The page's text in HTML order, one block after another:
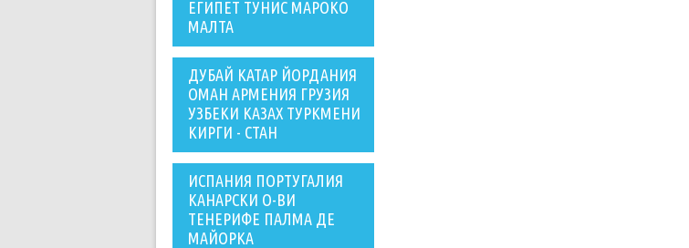
ЕГИПЕТ ТУНИС МАРОКО
МАЛТА
ДУБАЙ КАТАР ЙОРДАНИЯ
ОМАН АРМЕНИЯ ГРУЗИЯ
УЗБЕКИ КАЗАХ ТУРКМЕНИ
КИРГИ - СТАН
ИСПАНИЯ ПОРТУГАЛИЯ
КАНАРСКИ О-ВИ
ТЕНЕРИФЕ ПАЛМА ДЕ
МАЙОРКА